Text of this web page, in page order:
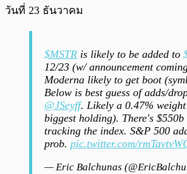
วันที่ 23 ธันวาคม
$MSTR is likely to be added to
12/23 (w/ announcement
Moderna likely to get boot
Below is best guess of adds/
@JSeyff. Likely a 0.47%
biggest holding). There's
tracking the index. S&P 500
prob. pic.twitter.com/
— Eric Balchunas